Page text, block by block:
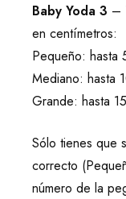
Baby Yoda 3 –
en centímetros:
Pequeño: hasta
Mediano: hasta
Grande: hasta
Sólo tienes que
correcto
número de la